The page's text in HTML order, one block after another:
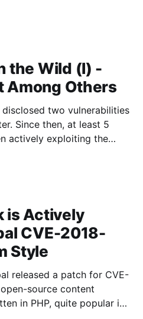
、hajime、satori在内的
虽然能够植入恶意代码，但
无论如何，由于这些恶意代
对他们的行为保持警惕。
批露 （ 报告-2018-04 ）。
了针对包括 GPON 在内三个
共有 10 种漏洞检测模
05-10 10:30 GMT+8，我
the Wild (I) -
Among Others
disclosed two vulnerabilities
Since then, at least 5
actively exploiting the
and satori. It is the first
is Actively
CVE-2018-
Style
released a patch for CVE-
source content
in PHP, quite popular in